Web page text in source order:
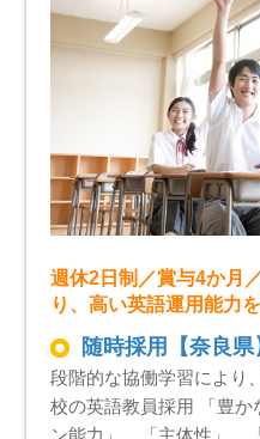
週休2日制／賞与4か月
り、高い英語運用能力
随時採用【奈良県
段階的な協働学習により
校の英語教員採用 「豊か